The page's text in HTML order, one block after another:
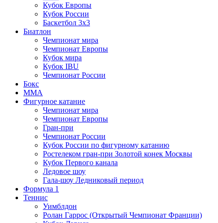
Кубок Европы
Кубок России
Баскетбол 3х3
Биатлон
Чемпионат мира
Чемпионат Европы
Кубок мира
Кубок IBU
Чемпионат России
Бокс
MMA
Фигурное катание
Чемпионат мира
Чемпионат Европы
Гран-при
Чемпионат России
Кубок России по фигурному катанию
Ростелеком гран-при Золотой конек Москвы
Кубок Первого канала
Ледовое шоу
Гала-шоу Ледниковый период
Формула 1
Теннис
Уимблдон
Ролан Гаррос (Открытый Чемпионат Франции)